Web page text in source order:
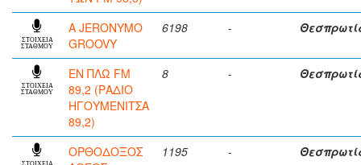
ΣΤΟΙΧΕΙΑ
ΣΤΑΘΜΟΥ
A JERONYMO
GROOVY
6198 -
ΣΤΟΙΧΕΙΑ
ΣΤΑΘΜΟΥ
ΕΝ ΠΛΩ FM
89,2 (ΡΑΔΙΟ
ΗΓΟΥΜΕΝΙΤΣΑ
89,2)
8 -
ΣΤΟΙΧΕΙΑ
ΟΡΘΟΔΟΞΟΣ
1195 -